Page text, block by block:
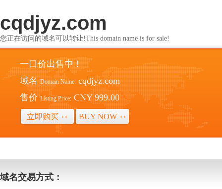
cqdjyz.com
您正在访问的域名可以转让!This domain name is for sale!
一口价出售中！
域名 Domain Name: cqdjyz.com
售价 Listing Price: CNY 999.00
立即购买 >> BUY NOW >>
域名交易方式：